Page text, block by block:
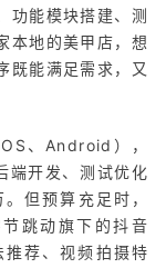
功能模块搭建、测
本地的美甲店，想
既能满足需求，又
、Android），
端开发、测试优化
但预算充足时，
跳动旗下的抖音
推荐、视频拍摄特